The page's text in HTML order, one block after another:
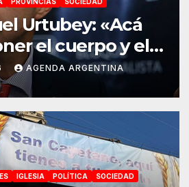
Urtubey: «Acá
el cuerpo y el
tiene que
de un
AGENDA ARGENTINA
IGLESIA POLÍTICA SOCIEDAD